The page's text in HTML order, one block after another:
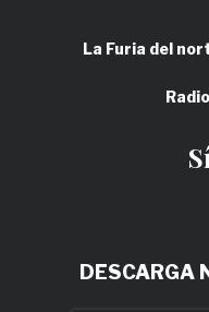
La Furia del
DESCARGA